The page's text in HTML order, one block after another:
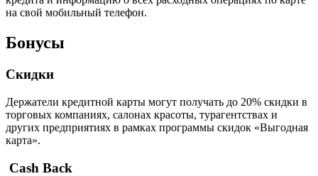
на свой мобильный телефон.
Бонусы
Скидки
Держатели кредитной карты могут получать до 20% скидки в
торговых компаниях, салонах красоты, турагентствах и
других предприятиях в рамках программы скидок «Выгодная
карта».
Cash Back